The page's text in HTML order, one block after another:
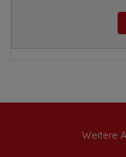
Weitere